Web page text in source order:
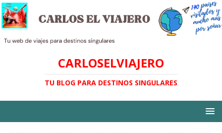
CARLOSELVIAJERO
TU BLOG PARA DESTINOS SINGULARES